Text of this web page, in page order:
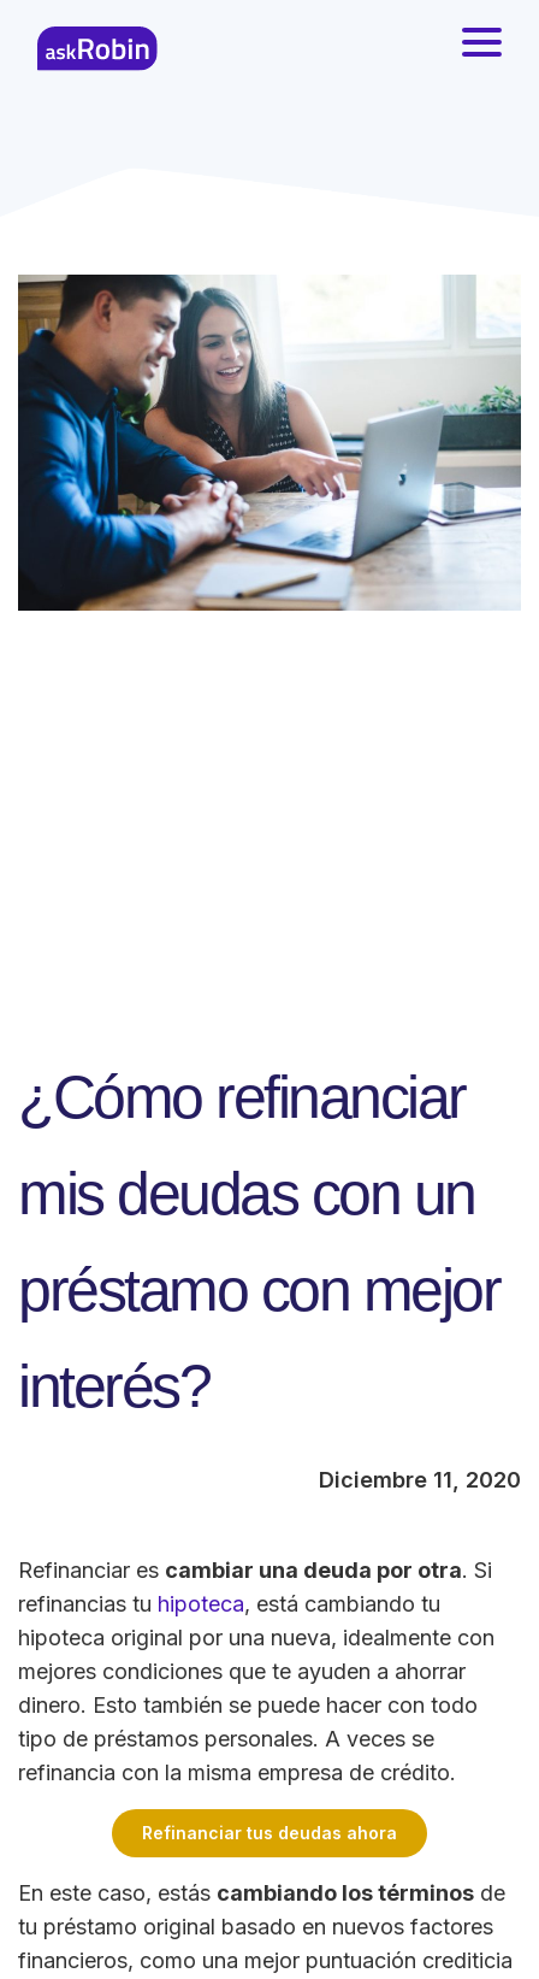
¿Cómo refinanciar
mis deudas con un
préstamo con mejor
interés?
Diciembre 11, 2020
Refinanciar es cambiar una deuda por otra. Si
refinancias tu hipoteca, está cambiando tu
hipoteca original por una nueva, idealmente con
mejores condiciones que te ayuden a ahorrar
dinero. Esto también se puede hacer con todo
tipo de préstamos personales. A veces se
refinancia con la misma empresa de crédito.
Refinanciar tus deudas ahora
En este caso, estás cambiando los términos de
tu préstamo original basado en nuevos factores
financieros, como una mejor puntuación crediticia